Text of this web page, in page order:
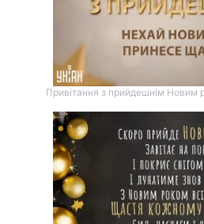
Привітання з прийдешнім Новим